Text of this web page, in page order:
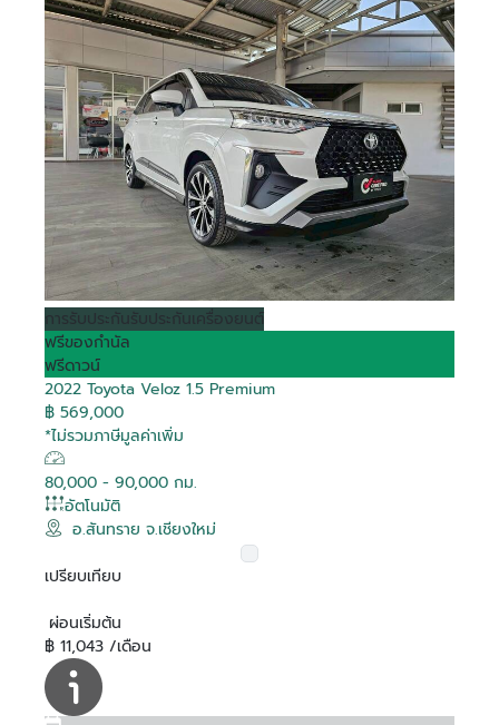
การรับประกันรับประกันเครื่องยนต์
ฟรีของกำนัล
ฟรีดาวน์
2022 Toyota Veloz 1.5 Premium
฿ 569,000
*ไม่รวมภาษีมูลค่าเพิ่ม
80,000 - 90,000 กม.
อัตโนมัติ
อ.สันทราย จ.เชียงใหม่
เปรียบเทียบ
ผ่อนเริ่มต้น
฿ 11,043 /เดือน